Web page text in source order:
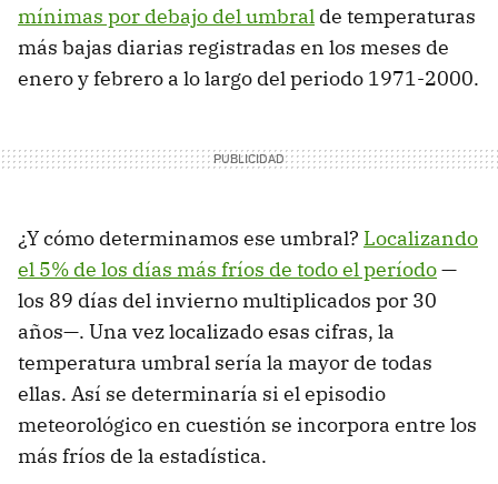
mínimas por debajo del umbral de temperaturas
más bajas diarias registradas en los meses de
enero y febrero a lo largo del periodo 1971-2000.
¿Y cómo determinamos ese umbral? Localizando
el 5% de los días más fríos de todo el período—
los 89 días del invierno multiplicados por 30
años—. Una vez localizado esas cifras, la
temperatura umbral sería la mayor de todas
ellas. Así se determinaría si el episodio
meteorológico en cuestión se incorpora entre los
más fríos de la estadística.